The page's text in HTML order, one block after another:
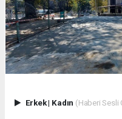
Erkek| Kadın (Haberi Sesli